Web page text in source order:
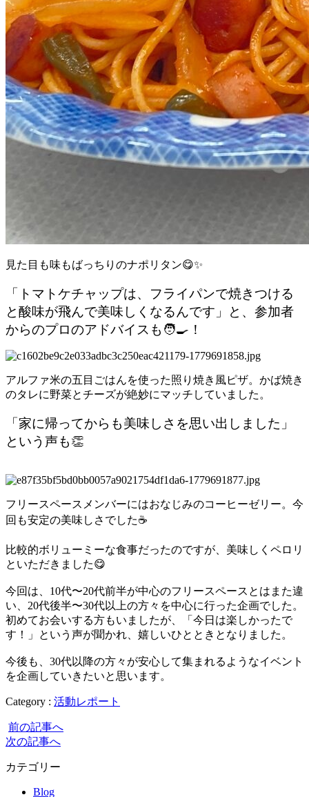
見た目も味もばっちりのナポリタン😋✨
「トマトケチャップは、フライパンで焼きつける
と酸味が飛んで美味しくなるんです」と、参加者
からのプロのアドバイスも🧑‍🍳！
アルファ米の五目ごはんを使った照り焼き風ピザ。かば焼き
のタレに野菜とチーズが絶妙にマッチしていました。
「家に帰ってからも美味しさを思い出しました」
という声も👏
フリースペースメンバーにはおなじみのコーヒーゼリー。今
回も安定の美味しさでした☕
比較的ボリューミーな食事だったのですが、美味しくペロリ
といただきました😋
今回は、10代〜20代前半が中心のフリースペースとはまた違
い、20代後半〜30代以上の方々を中心に行った企画でした。
初めてお会いする方もいましたが、「今日は楽しかったで
す！」という声が聞かれ、嬉しいひとときとなりました。
今後も、30代以降の方々が安心して集まれるようなイベント
を企画していきたいと思います。
Category : 活動レポート
前の記事へ
次の記事へ
カテゴリー
Blog